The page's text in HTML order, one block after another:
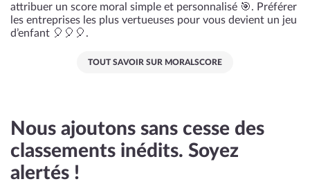
attribuer un score moral simple et personnalisé 🎯. Préférer
les entreprises les plus vertueuses pour vous devient un jeu
d’enfant 🎈🎈🎈.
TOUT SAVOIR SUR MORALSCORE
Nous ajoutons sans cesse des
classements inédits. Soyez
alertés !